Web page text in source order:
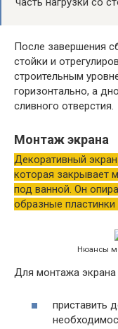
После завершения
стойки и
строительным
горизонтально, а
сливного отверстия.
Монтаж экрана
Декоративный
которая закрывает
под ванной. Он
образные пластинки
Нюансы
Для монтажа
приставить